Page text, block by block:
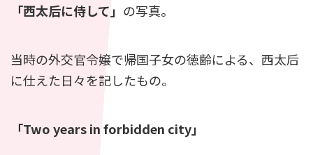
「西太后に侍して」 の写真。
当時の外交官令嬢で帰国子女の徳齢による、西太后
に仕えた日々を記したもの。
「Two years in forbidden city」